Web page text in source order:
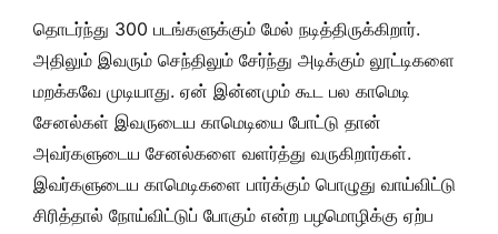
தொடர்ந்து 300 படங்களுக்கும் மேல் நடித்திருக்கிறார்.
அதிலும் இவரும் செந்திலும் சேர்ந்து அடிக்கும் லூட்டிகளை
மறக்கவே முடியாது. ஏன் இன்னமும் கூட பல காமெடி
சேனல்கள் இவருடைய காமெடியை போட்டு தான்
அவர்களுடைய சேனல்களை வளர்த்து வருகிறார்கள்.
இவர்களுடைய காமெடிகளை பார்க்கும் பொழுது வாய்விட்டு
சிரித்தால் நோய்விட்டுப் போகும் என்ற பழமொழிக்கு ஏற்ப